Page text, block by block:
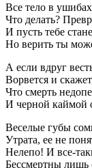
Все тело в
Что делать?
И пусть тебе
Но верить ты
А если вдруг
Ворвется и
Что смерть
И черной каймой
Веселые губы
Утрата, ее не
Нелепо! И все-
Бессмертны лишь